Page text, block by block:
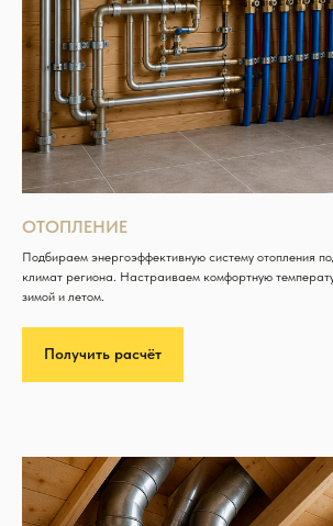
ОТОПЛЕНИЕ
Подбираем энергоэффективную систему отопления
климат региона. Настраиваем комфортную
зимой и летом.
Получить расчёт